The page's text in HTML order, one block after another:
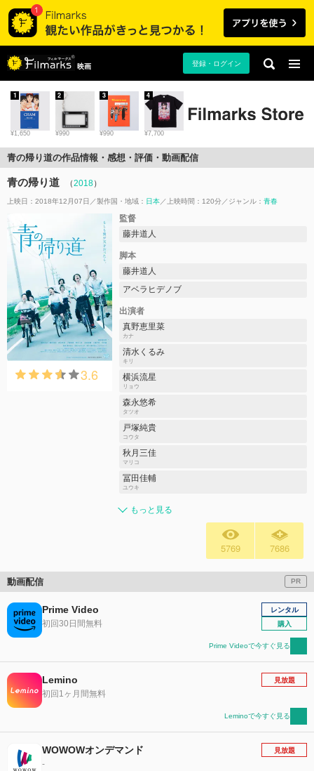
映画 登録・ログイン
¥1,650
1
¥990
2
¥990
3
¥7,700
4
青の帰り道の作品情報・感想・評価・動画配信
青の帰り道 （2018）
上映日：2018年12月07日 製作国・地域： 日本 上映時間：120分 ジャンル： 青春
3.6
監督
藤井道人
脚本
藤井道人
アベラヒデノブ
出演者
真野恵里菜
カナ
清水くるみ
キリ
横浜流星
リョウ
森永悠希
タツオ
戸塚純貴
コウタ
秋月三佳
マリコ
冨田佳輔
ユウキ
もっと見る
5769 7686
動画配信 PR
Prime Video
初回30日間無料
レンタル
購入
Prime Videoで今すぐ見る
Lemino
初回1ヶ月間無料
見放題
Leminoで今すぐ見る
WOWOWオンデマンド
-
見放題